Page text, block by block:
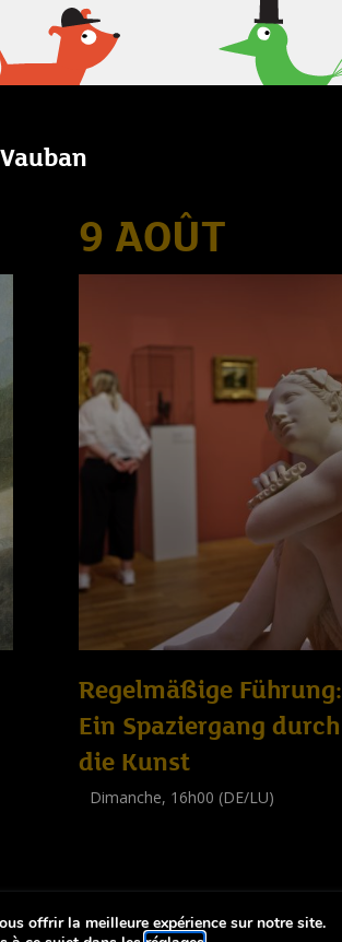
9 AOÛT
Regelmäßige Führung:
Ein Spaziergang durch
die Kunst
Dimanche, 16h00 (DE/LU)
offrir la meilleure expérience sur notre site.